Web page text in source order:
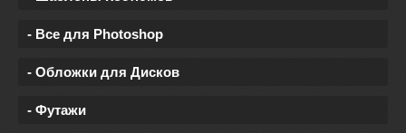
- Все для Photoshop
- Обложки для Дисков
- Футажи